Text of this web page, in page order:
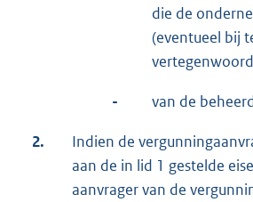
die de
(eventueel bij
- van de
2.
Indien de
aan de in lid 1 gestelde
aanvrager van de